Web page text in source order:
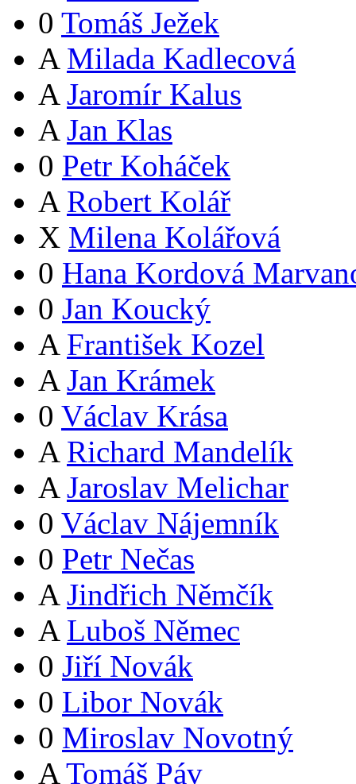
0 Tomáš Ježek
A Milada Kadlecová
A Jaromír Kalus
A Jan Klas
0 Petr Koháček
A Robert Kolář
X Milena Kolářová
0 Hana Kordová
0 Jan Koucký
A František Kozel
A Jan Krámek
0 Václav Krása
A Richard Mandelík
A Jaroslav Melichar
0 Václav Nájemník
0 Petr Nečas
A Jindřich Němčík
A Luboš Němec
0 Jiří Novák
0 Libor Novák
0 Miroslav Novotný
A Tomáš Páv